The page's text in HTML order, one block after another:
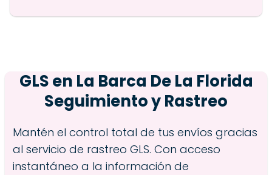
GLS en La Barca De La Florida
Seguimiento y Rastreo
Mantén el control total de tus envíos gracias
al servicio de rastreo GLS. Con acceso
instantáneo a la información de